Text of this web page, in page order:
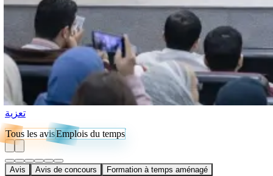
تعزية
Tous les avisEmplois du temps
Avis Avis de concours Formation à temps aménagé